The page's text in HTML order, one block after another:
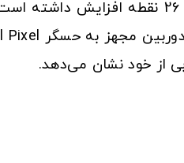
از خود نشان می‌دهد.